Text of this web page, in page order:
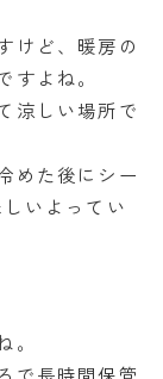
けど、暖房の
よね。
涼しい場所で
めた後にシー
いよってい